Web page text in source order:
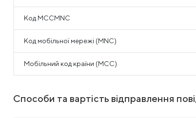
Код MCCMNC
Код мобільної мережі (MNC)
Мобільний код країни (MCC)
Способи та вартість відправлення